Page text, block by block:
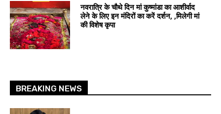
नवरात्रि के चौथे दिन मां कुष्मांडा का आशीर्वाद
लेने के लिए इन मंदिरों का करें दर्शन, ,मिलेगी मां
की विशेष कृपा
BREAKING NEWS